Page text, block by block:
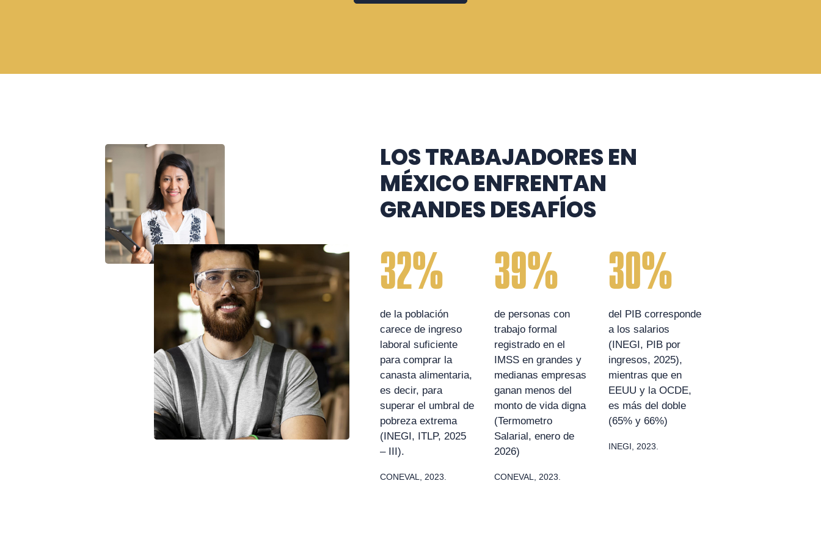
LOS TRABAJADORES EN
MÉXICO ENFRENTAN
GRANDES DESAFÍOS
32%
de la población
carece de ingreso
laboral suficiente
para comprar la
canasta alimentaria,
es decir, para
superar el umbral de
pobreza extrema
(INEGI, ITLP, 2025
– III).
CONEVAL, 2023.
39%
de personas con
trabajo formal
registrado en el
IMSS en grandes y
medianas empresas
ganan menos del
monto de vida digna
(Termometro
Salarial, enero de
2026)
CONEVAL, 2023.
30%
del PIB corresponde
a los salarios
(INEGI, PIB por
ingresos, 2025),
mientras que en
EEUU y la OCDE,
es más del doble
(65% y 66%)
INEGI, 2023.